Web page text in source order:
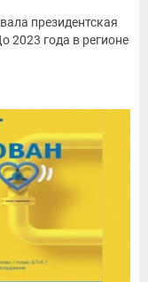
президентская
2023 года в регионе